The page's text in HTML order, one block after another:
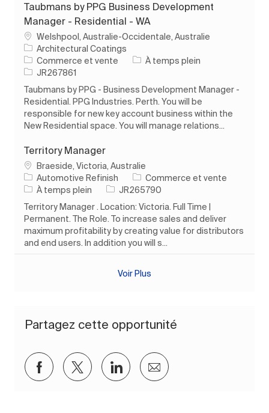
Taubmans by PPG Business Development
Manager - Residential - WA
Emplacement
Welshpool, Australie-Occidentale, Australie
Architectural Coatings
Catégorie
Commerce et vente Type d’emploi
À temps plein
ID de l’emploi
JR267861
Taubmans by PPG - Business Development Manager -
Residential. PPG Industries. Perth. You will be
responsible for new key account business within the
New Residential space. You will manage relations...
Territory Manager
Emplacement
Braeside, Victoria, Australie
Automotive Refinish
Catégorie
Commerce et vente
Type d’emploi
À temps plein ID de l’emploi
JR265790
Territory Manager . Location: Victoria. Full Time |
Permanent. The Role. To increase sales and deliver
maximum profitability by creating value for distributors
and end users. In addition you will s...
Voir Plus
Partagez cette opportunité
Partager via Facebook
Partager via twitter
Partager via LinkedIn
Partager par e-mail